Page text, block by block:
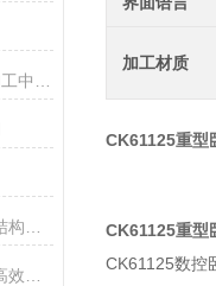
加工材质
CK61125重型
CK61125重型
CK61125数控